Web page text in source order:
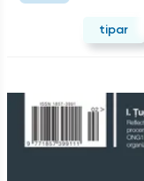
tipar